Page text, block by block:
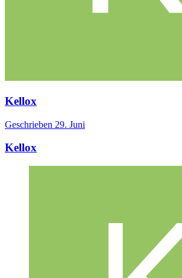
Kellox
Geschrieben 29. Juni
Kellox